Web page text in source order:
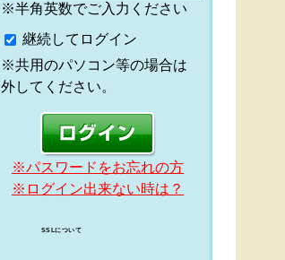
※半角英数でご入力ください
継続してログイン
※共用のパソコン等の場合は
外してください。
※パスワードをお忘れの方
※ログイン出来ない時は？
SSLについて